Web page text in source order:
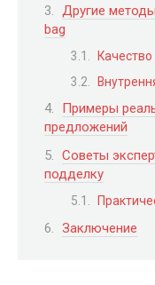
Другие
bag
Примеры
предложений
Советы
подделку
Заключение